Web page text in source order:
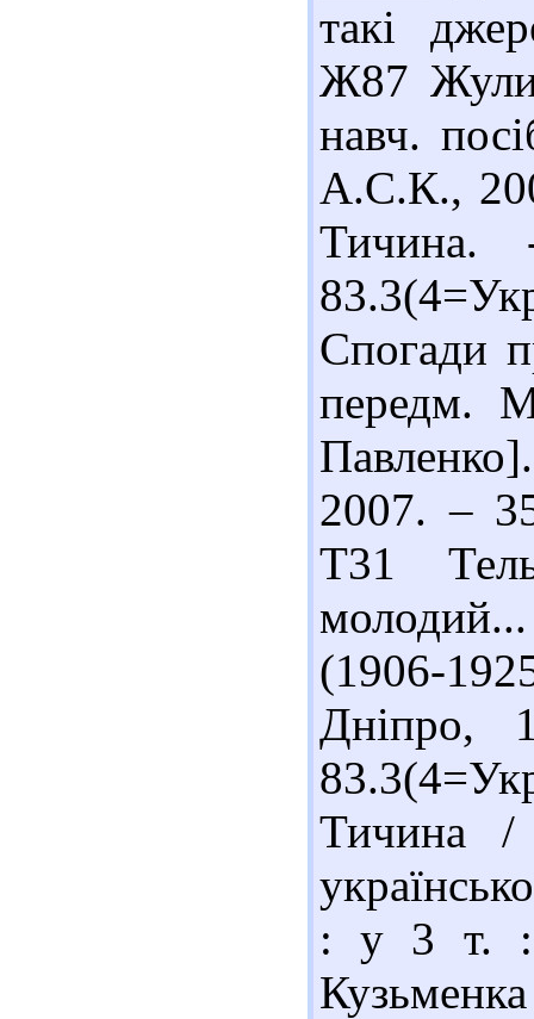
такі
Ж87
навч.
А.С.К.,
Спогади
передм.
2007. –
Т31
(1906-
Дніпро,
Тичина /
: у 3 т. :